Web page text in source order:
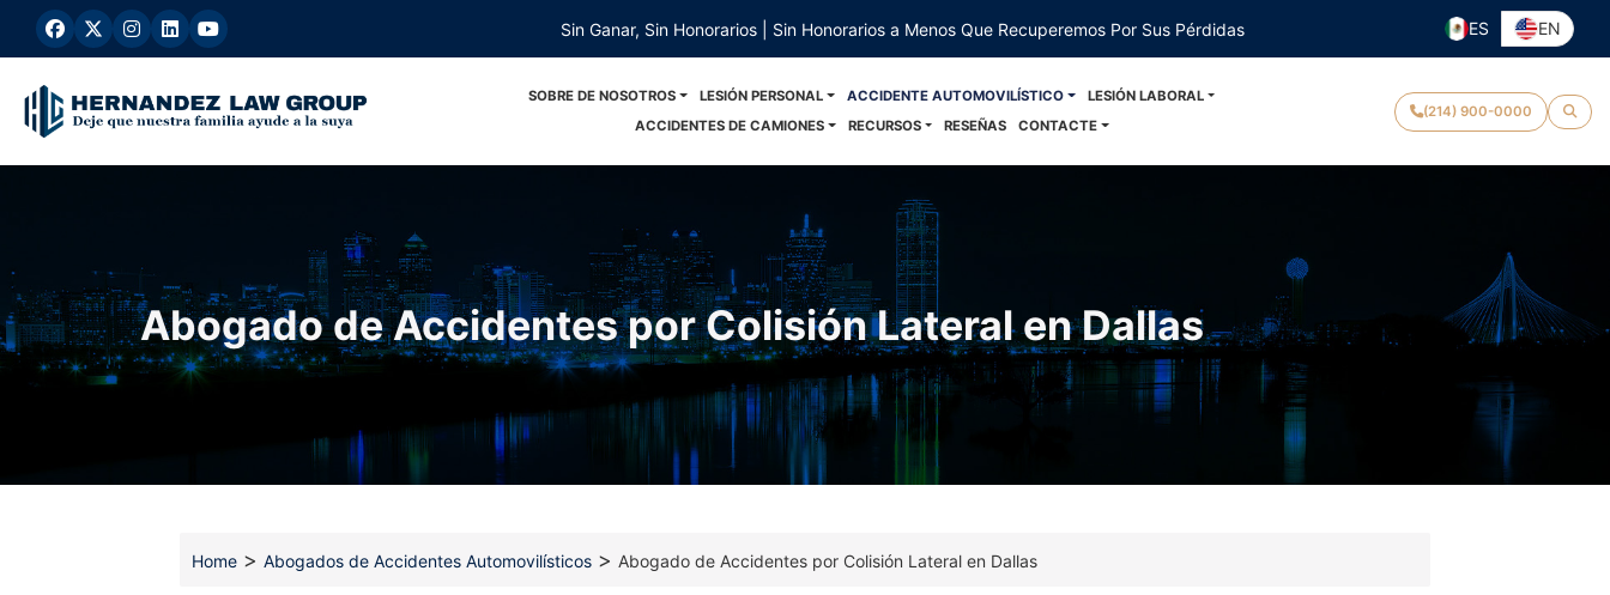
Sin Ganar, Sin Honorarios | Sin Honorarios a Menos Que Recuperemos Por Sus Pérdidas ES EN
SOBRE DE NOSOTROS LESIÓN PERSONAL ACCIDENTE AUTOMOVILÍSTICO
LESIÓN LABORAL
ACCIDENTES DE CAMIONES
RECURSOS RESEÑAS CONTACTE
(214) 900-0000
Abogado de Accidentes por Colisión Lateral en Dallas
Home > Abogados de Accidentes Automovilísticos > Abogado de Accidentes por Colisión Lateral en Dallas